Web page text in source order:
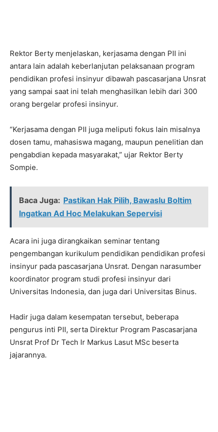
Rektor Berty menjelaskan, kerjasama dengan PII ini
antara lain adalah keberlanjutan pelaksanaan program
pendidikan profesi insinyur dibawah pascasarjana Unsrat
yang sampai saat ini telah menghasilkan lebih dari 300
orang bergelar profesi insinyur.
“Kerjasama dengan PII juga meliputi fokus lain misalnya
dosen tamu, mahasiswa magang, maupun penelitian dan
pengabdian kepada masyarakat,” ujar Rektor Berty
Sompie.
Baca Juga: Pastikan Hak Pilih, Bawaslu Boltim
Ingatkan Ad Hoc Melakukan Sepervisi
Acara ini juga dirangkaikan seminar tentang
pengembangan kurikulum pendidikan pendidikan profesi
insinyur pada pascasarjana Unsrat. Dengan narasumber
koordinator program studi profesi insinyur dari
Universitas Indonesia, dan juga dari Universitas Binus.
Hadir juga dalam kesempatan tersebut, beberapa
pengurus inti PII, serta Direktur Program Pascasarjana
Unsrat Prof Dr Tech Ir Markus Lasut MSc beserta
jajarannya.